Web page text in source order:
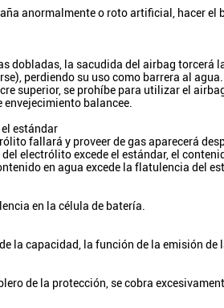
anormalmente o roto artificial, hacer
dobladas, la sacudida del airbag torcerá
perdiendo su uso como barrera al
superior, se prohíbe para utilizar el
balancee.
estándar
fallará y proveer de gas aparecerá
electrólito excede el estándar, el
en agua excede la flatulencia del
en la célula de batería.
la capacidad, la función de la emisión
de la protección, se cobra